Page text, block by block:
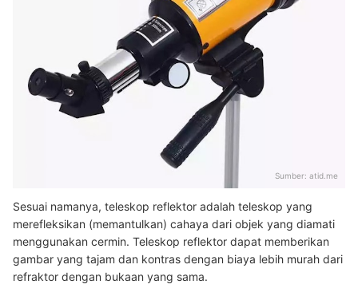
Sumber: atid.me
Sesuai namanya, teleskop reflektor adalah teleskop yang
merefleksikan (memantulkan) cahaya dari objek yang diamati
menggunakan cermin. Teleskop reflektor dapat memberikan
gambar yang tajam dan kontras dengan biaya lebih murah dari
refraktor dengan bukaan yang sama.